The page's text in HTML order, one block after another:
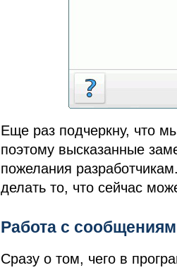
Еще раз подчеркну, что
поэтому высказанные
пожелания
делать то, что сейчас
Работа с
Сразу о том, чего в